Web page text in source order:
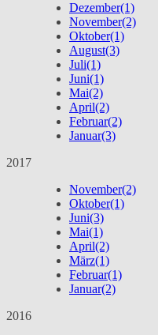
Dezember(1)
November(2)
Oktober(1)
August(3)
Juli(1)
Juni(1)
Mai(2)
April(2)
Februar(2)
Januar(3)
2017
November(2)
Oktober(1)
Juni(3)
Mai(1)
April(2)
März(1)
Februar(1)
Januar(2)
2016